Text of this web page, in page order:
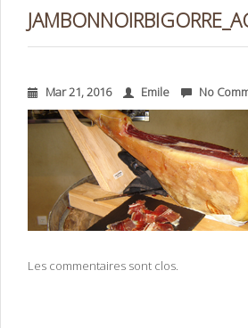
Mar 21, 2016 Emile No
Les commentaires sont clos.